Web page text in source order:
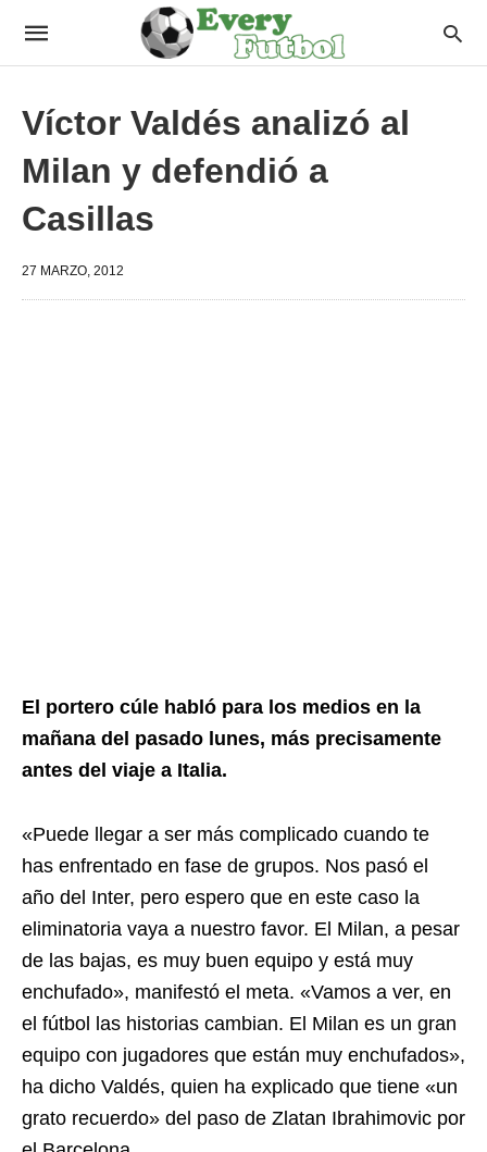
Víctor Valdés analizó al
Milan y defendió a
Casillas
27 MARZO, 2012
El portero cúle habló para los medios en la
mañana del pasado lunes, más precisamente
antes del viaje a Italia.
«Puede llegar a ser más complicado cuando te
has enfrentado en fase de grupos. Nos pasó el
año del Inter, pero espero que en este caso la
eliminatoria vaya a nuestro favor. El Milan, a pesar
de las bajas, es muy buen equipo y está muy
enchufado», manifestó el meta. «Vamos a ver, en
el fútbol las historias cambian. El Milan es un gran
equipo con jugadores que están muy enchufados»,
ha dicho Valdés, quien ha explicado que tiene «un
grato recuerdo» del paso de Zlatan Ibrahimovic por